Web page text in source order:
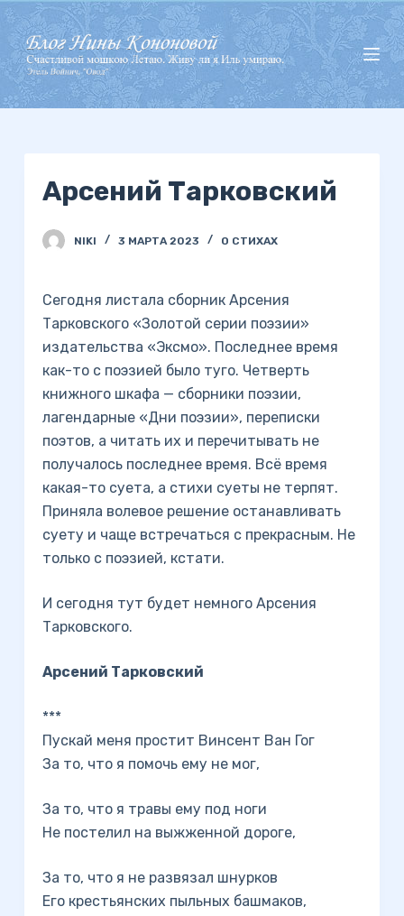
П
е
р
е
й
Арсений Тарковский
NIKI 3 МАРТА 2023 О СТИХАХ
Сегодня листала сборник Арсения
Тарковского «Золотой серии поэзии»
издательства «Эксмо». Последнее время
как-то с поэзией было туго. Четверть
книжного шкафа — сборники поэзии,
лагендарные «Дни поэзии», переписки
поэтов, а читать их и перечитывать не
получалось последнее время. Всё время
какая-то суета, а стихи суеты не терпят.
Приняла волевое решение останавливать
суету и чаще встречаться с прекрасным. Не
только с поэзией, кстати.
И сегодня тут будет немного Арсения
Тарковского.
Арсений Тарковский
***
Пускай меня простит Винсент Ван Гог
За то, что я помочь ему не мог,
За то, что я травы ему под ноги
Не постелил на выжженной дороге,
За то, что я не развязал шнурков
Его крестьянских пыльных башмаков,